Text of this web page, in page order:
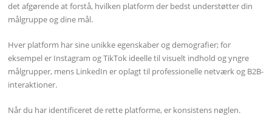
det afgørende at forstå, hvilken platform der bedst understøtter din
målgruppe og dine mål.
Hver platform har sine unikke egenskaber og demografier; for
eksempel er Instagram og TikTok ideelle til visuelt indhold og yngre
målgrupper, mens LinkedIn er oplagt til professionelle netværk og B2B-
interaktioner.
Når du har identificeret de rette platforme, er konsistens nøglen.